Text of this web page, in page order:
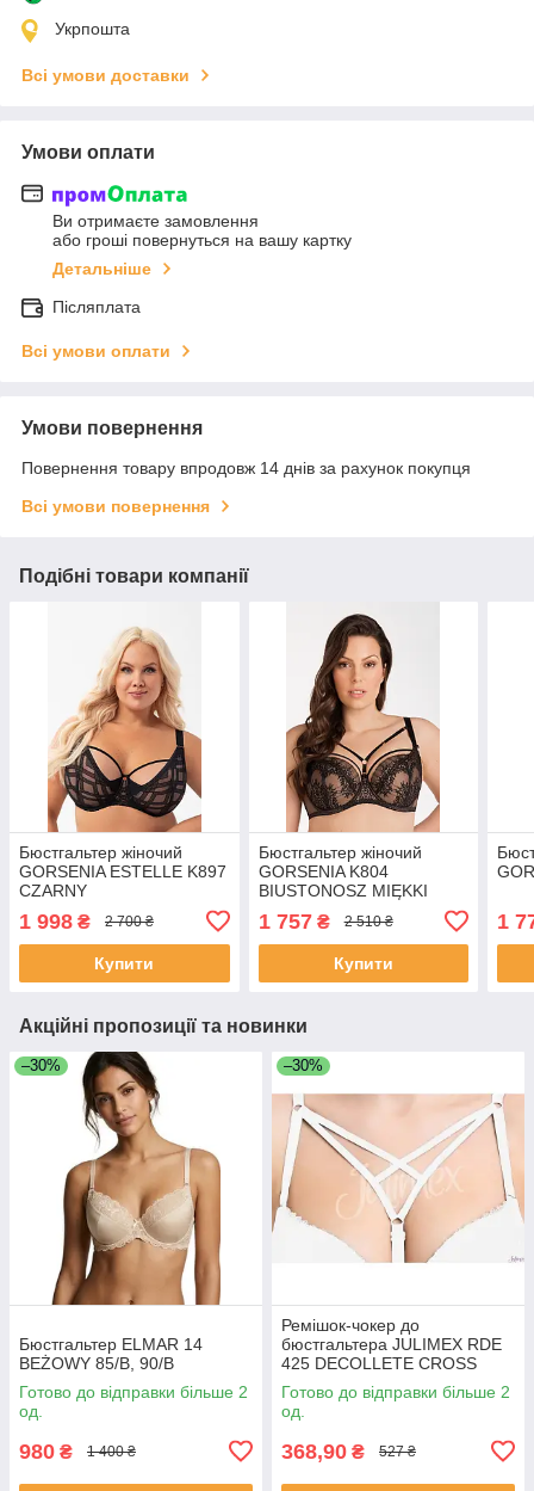
Укрпошта
Всі умови доставки
Умови оплати
Ви отримаєте замовлення
або гроші повернуться на вашу картку
Детальніше
Післяплата
Всі умови оплати
Умови повернення
Повернення товару впродовж 14 днів за рахунок покупця
Всі умови повернення
Подібні товари компанії
Бюстгальтер жіночий
GORSENIA ESTELLE K897
CZARNY
1 998 ₴ 2 700 ₴
Купити
Бюстгальтер жіночий
GORSENIA K804
BIUSTONOSZ MIĘKKI
1 757₴ 2 510 ₴
Купити
1
Акційні пропозиції та новинки
–30%
Бюстгальтер ELMAR 14
BEŻOWY 85/В, 90/B
Готово до відправки більше 2
од.
980 ₴ 1 400 ₴
–30%
Ремішок-чокер до
бюстгальтера JULIMEX RDE
425 DECOLLETE CROSS
Готово до відправки більше 2
од.
368,90 ₴ 527 ₴